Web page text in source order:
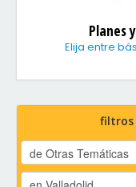
Planes
Elija entre
filtros